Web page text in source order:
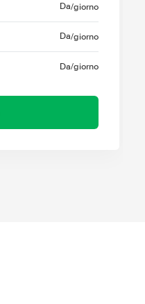
Da/giorno
Da/giorno
Da/giorno